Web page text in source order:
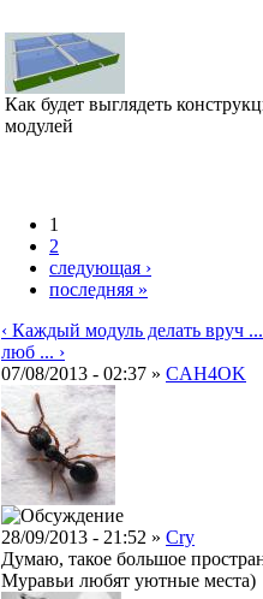
Как будет выглядеть
модулей
1
2
следующая ›
последняя »
‹ Каждый модуль делать вруч ...
люб ... ›
07/08/2013 - 02:37 » CAH4OK
28/09/2013 - 21:52 » Cry
Думаю, такое большое
Муравьи любят уютные места)